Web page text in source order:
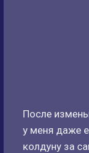
После
у меня даже
колдуну за